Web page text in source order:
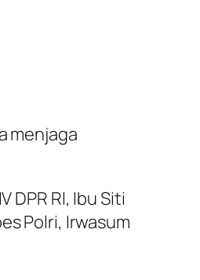
menjaga
DPR RI, Ibu Siti
Polri, Irwasum